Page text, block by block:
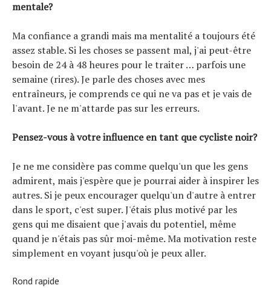
mentale?
Ma confiance a grandi mais ma mentalité a toujours été
assez stable. Si les choses se passent mal, j'ai peut-être
besoin de 24 à 48 heures pour le traiter … parfois une
semaine (rires). Je parle des choses avec mes
entraîneurs, je comprends ce qui ne va pas et je vais de
l'avant. Je ne m'attarde pas sur les erreurs.
Pensez-vous à votre influence en tant que cycliste noir?
Je ne me considère pas comme quelqu'un que les gens
admirent, mais j'espère que je pourrai aider à inspirer les
autres. Si je peux encourager quelqu'un d'autre à entrer
dans le sport, c'est super. J'étais plus motivé par les
gens qui me disaient que j'avais du potentiel, même
quand je n'étais pas sûr moi-même. Ma motivation reste
simplement en voyant jusqu'où je peux aller.
Rond rapide